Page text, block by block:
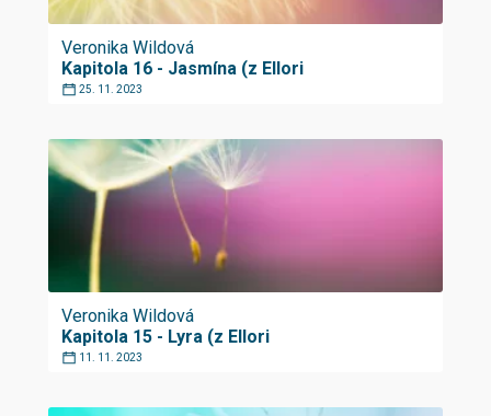
Veronika Wildová
Kapitola 16 - Jasmína (z Ellori
25. 11. 2023
Veronika Wildová
Kapitola 15 - Lyra (z Ellori
11. 11. 2023